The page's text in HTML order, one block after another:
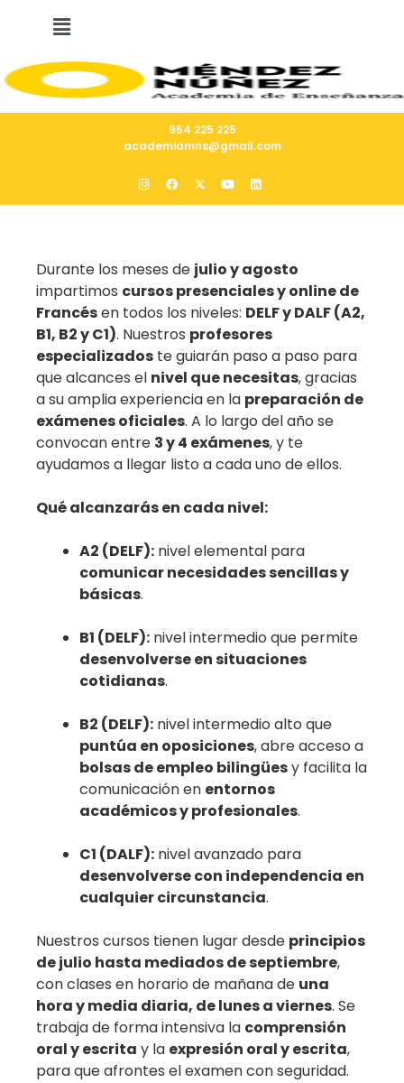
954 225 225
academiamns@gmail.com
Durante los meses de julio y agosto
impartimos cursos presenciales y online de
Francésen todos los niveles: DELF y DALF (A2,
B1, B2 y C1). Nuestros profesores
especializados te guiarán paso a paso para
que alcances el nivel que necesitas, gracias
a su amplia experiencia en la preparación de
exámenes oficiales. A lo largo del año se
convocan entre 3 y 4 exámenes, y te
ayudamos a llegar listo a cada uno de ellos.
Qué alcanzarás en cada nivel:
A2 (DELF): nivel elemental para
comunicar necesidades sencillas y
básicas.
B1 (DELF): nivel intermedio que permite
desenvolverse en situaciones
cotidianas.
B2 (DELF): nivel intermedio alto que
puntúa en oposiciones, abre acceso a
bolsas de empleo bilingüesy facilita la
comunicación en entornos
académicos y profesionales.
C1 (DALF): nivel avanzado para
desenvolverse con independencia en
cualquier circunstancia.
Nuestros cursos tienen lugar desde principios
de julio hasta mediados de septiembre,
con clases en horario de mañana de una
hora y media diaria, de lunes a viernes. Se
trabaja de forma intensiva la comprensión
oral y escrita y la expresión oral y escrita,
para que afrontes el examen con seguridad.